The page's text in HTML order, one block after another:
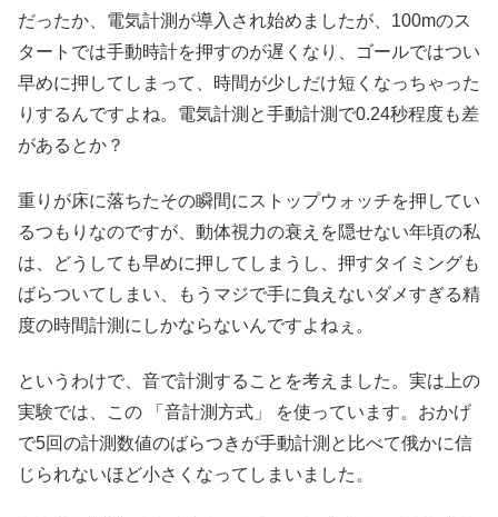
だったか、電気計測が導入され始めましたが、100mのス
タートでは手動時計を押すのが遅くなり、ゴールではつい
早めに押してしまって、時間が少しだけ短くなっちゃった
りするんですよね。電気計測と手動計測で0.24秒程度も差
があるとか？
重りが床に落ちたその瞬間にストップウォッチを押してい
るつもりなのですが、動体視力の衰えを隠せない年頃の私
は、どうしても早めに押してしまうし、押すタイミングも
ばらついてしまい、もうマジで手に負えないダメすぎる精
度の時間計測にしかならないんですよねぇ。
というわけで、音で計測することを考えました。実は上の
実験では、この 「音計測方式」 を使っています。おかげ
で5回の計測数値のばらつきが手動計測と比べて俄かに信
じられないほど小さくなってしまいました。